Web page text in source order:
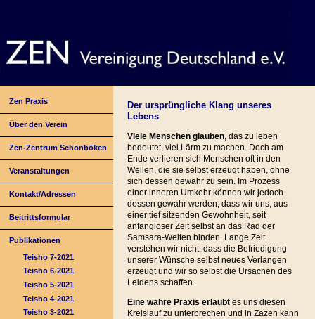
Zen Praxis
Über den Verein
Zen-Zentrum Schönböken
Veranstaltungen
Kontakt/Adressen
Beitrittsformular
Publikationen
Teisho 7-2021
Teisho 6-2021
Teisho 5-2021
Teisho 4-2021
Teisho 3-2021
Der ursprüngliche Klang unseres
Lebens
Viele Menschen glauben, das zu leben
bedeutet, viel Lärm zu machen. Doch am
Ende verlieren sich Menschen oft in den
Wellen, die sie selbst erzeugt haben, ohne
sich dessen gewahr zu sein. Im Prozess
einer inneren Umkehr können wir jedoch
dessen gewahr werden, dass wir uns, aus
einer tief sitzenden Gewohnheit, seit
anfangloser Zeit selbst an das Rad der
Samsara-Welten binden. Lange Zeit
verstehen wir nicht, dass die Befriedigung
unserer Wünsche selbst neues Verlangen
erzeugt und wir so selbst die Ursachen des
Leidens schaffen.
Eine wahre Praxis erlaubtes uns diesen
Kreislauf zu unterbrechen und in Zazen kann